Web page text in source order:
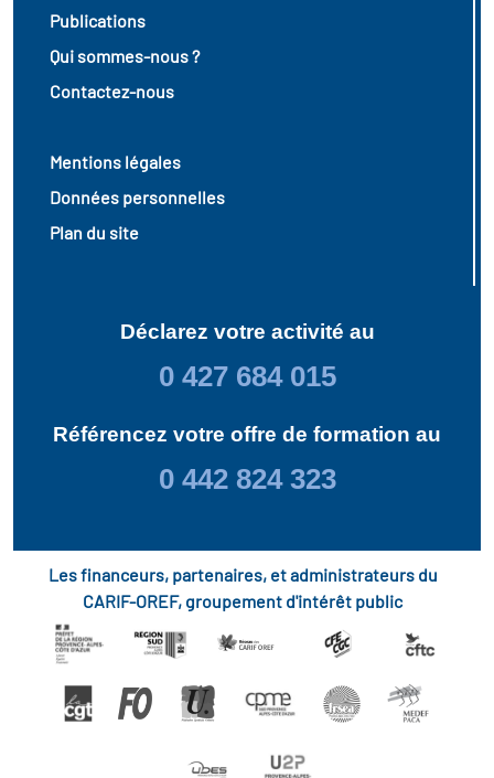
Publications
Qui sommes-nous ?
Contactez-nous
Mentions légales
Données personnelles
Plan du site
Déclarez votre activité au
0 427 684 015
Référencez votre offre de formation au
0 442 824 323
Les financeurs, partenaires, et administrateurs du
CARIF-OREF, groupement d'intérêt public